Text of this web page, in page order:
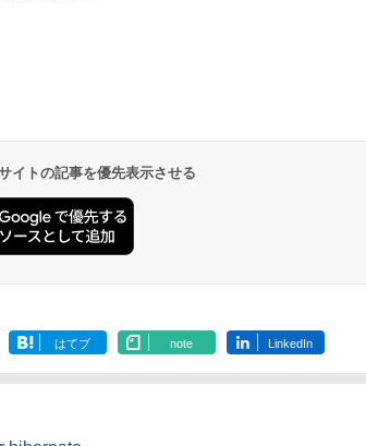
イトの記事を優先表示させる
はてブ note LinkedIn